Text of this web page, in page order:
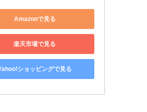
Amazonで見る
楽天市場で見る
ショッピングで見る